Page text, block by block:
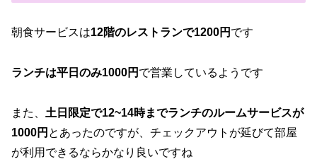
朝食サービスは12階のレストランで1200円 です
ランチは平日のみ1000円 で営業しているようです
また、 土日限定で12~14時までランチのルームサービスが
1000円 とあったのですが、チェックアウトが延びて部屋
が利用できるならかなり良いですね